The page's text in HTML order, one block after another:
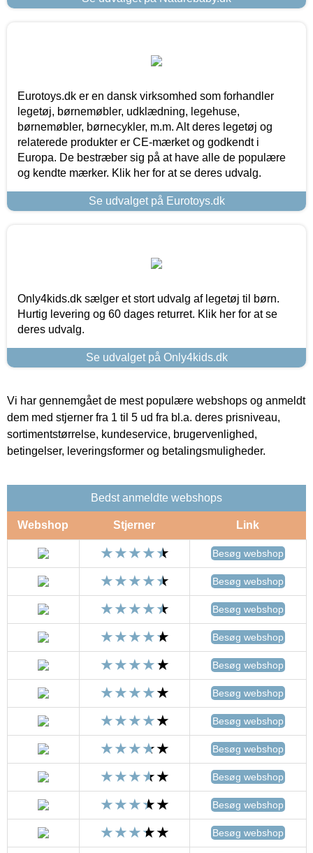
Eurotoys.dk er en dansk virksomhed som forhandler
legetøj, børnemøbler, udklædning, legehuse,
børnemøbler, børnecykler, m.m. Alt deres legetøj og
relaterede produkter er CE-mærket og godkendt i
Europa. De bestræber sig på at have alle de populære
og kendte mærker. Klik her for at se deres udvalg.
Se udvalget på Eurotoys.dk
Only4kids.dk sælger et stort udvalg af legetøj til børn.
Hurtig levering og 60 dages returret. Klik her for at se
deres udvalg.
Se udvalget på Only4kids.dk
Vi har gennemgået de mest populære webshops og anmeldt
dem med stjerner fra 1 til 5 ud fra bl.a. deres prisniveau,
sortimentstørrelse, kundeservice, brugervenlighed,
betingelser, leveringsformer og betalingsmuligheder.
Bedst anmeldte webshops
Webshop Stjerner Link
Besøg webshop
Besøg webshop
Besøg webshop
Besøg webshop
Besøg webshop
Besøg webshop
Besøg webshop
Besøg webshop
Besøg webshop
Besøg webshop
Besøg webshop